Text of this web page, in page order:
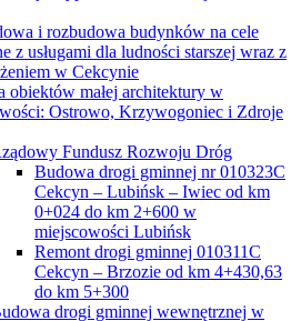
i rozbudowa budynków na cele
z usługami dla ludności starszej wraz z
w Cekcynie
obiektów małej architektury w
Ostrowo, Krzywogoniec i Zdroje
Fundusz Rozwoju Dróg
Budowa drogi gminnej nr 010323C
Cekcyn – Lubińsk – Iwiec od km
0+024 do km 2+600 w
miejscowości Lubińsk
Remont drogi gminnej 010311C
Cekcyn – Brzozie od km 4+430,63
do km 5+300
drogi gminnej wewnętrznej w